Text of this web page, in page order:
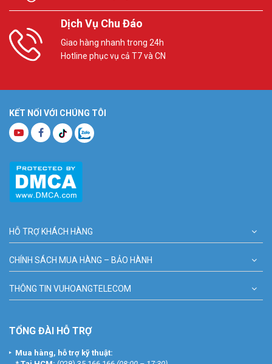
Dịch Vụ Chu Đáo
Giao hàng nhanh trong 24h
Hotline phục vụ cả T7 và CN
KẾT NỐI VỚI CHÚNG TÔI
HỖ TRỢ KHÁCH HÀNG
CHÍNH SÁCH MUA HÀNG – BẢO HÀNH
THÔNG TIN VUHOANGTELECOM
TỔNG ĐÀI HỖ TRỢ
Mua hàng, hỗ trợ kỹ thuật: